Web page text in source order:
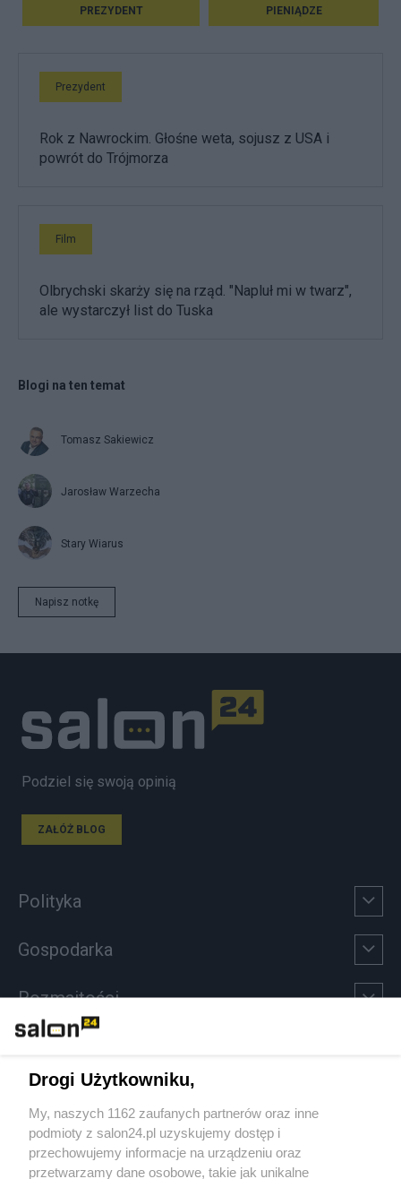
PREZYDENT PIENIĄDZE
Prezydent
Rok z Nawrockim. Głośne weta, sojusz z USA i
powrót do Trójmorza
Film
Olbrychski skarży się na rząd. "Napluł mi w twarz",
ale wystarczył list do Tuska
Blogi na ten temat
Tomasz Sakiewicz
Jarosław Warzecha
Stary Wiarus
Napisz notkę
Podziel się swoją opinią
ZAŁÓŻ BLOG
Polityka
Gospodarka
Rozmaitości
Sport
Społeczeństwo
Drogi Użytkowniku,
My, naszych 1162 zaufanych partnerów oraz inne
podmioty z salon24.pl uzyskujemy dostęp i
przechowujemy informacje na urządzeniu oraz
przetwarzamy dane osobowe, takie jak unikalne